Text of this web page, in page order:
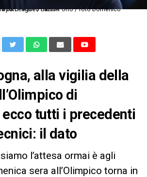
Cippitelli/Image Sport nella foto: Marco Baroni
alla vigilia della
di
tutti i precedenti
il dato
l’attesa ormai è agli
sera all’Olimpico torna in